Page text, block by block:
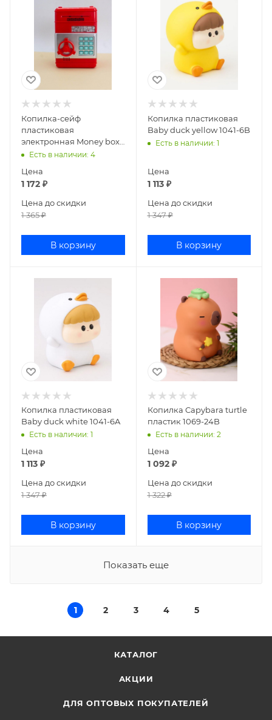
Копилка-сейф
пластиковая
электронная Money box
red 146-1507
Есть в наличии: 4
Цена
1 172 ₽
Цена до скидки
1 365₽
В корзину
Копилка пластиковая
Baby duck yellow 1041-6B
Есть в наличии: 1
Цена
1 113₽
Цена до скидки
1 347₽
В корзину
Копилка пластиковая
Baby duck white 1041-6A
Есть в наличии: 1
Цена
1 113 ₽
Цена до скидки
1 347₽
В корзину
Копилка Capybara turtle
пластик 1069-24B
Есть в наличии: 2
Цена
1 092₽
Цена до скидки
1 322₽
В корзину
Показать еще
1 2 3 4 5
КАТАЛОГ
АКЦИИ
ДЛЯ ОПТОВЫХ ПОКУПАТЕЛЕЙ